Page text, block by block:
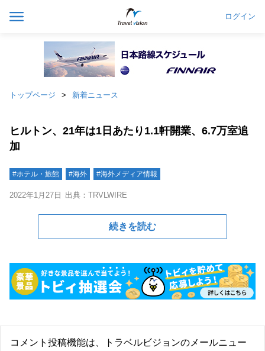
ログイン
トップページ 新着ニュース
ヒルトン、21年は1日あたり1.1軒開業、6.7万室追
加
#ホテル・旅館 #海外 #海外メディア情報
2022年1月27日 出典：TRVLWIRE
続きを読む
コメント投稿機能は、トラベルビジョンのメールニュー